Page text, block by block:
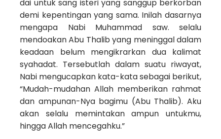
dai untuk sang isteri yang sanggup berkorban
demi kepentingan yang sama. Inilah dasarnya
mengapa Nabi Muhammad saw. selalu
mendoakan Abu Thalib yang meninggal dalam
keadaan belum mengikrarkan dua kalimat
syahadat. Tersebutlah dalam suatu riwayat,
Nabi mengucapkan kata-kata sebagai berikut,
“Mudah-mudahan Allah memberikan rahmat
dan ampunan-Nya bagimu (Abu Thalib). Aku
akan selalu memintakan ampun untukmu,
hingga Allah mencegahku.”